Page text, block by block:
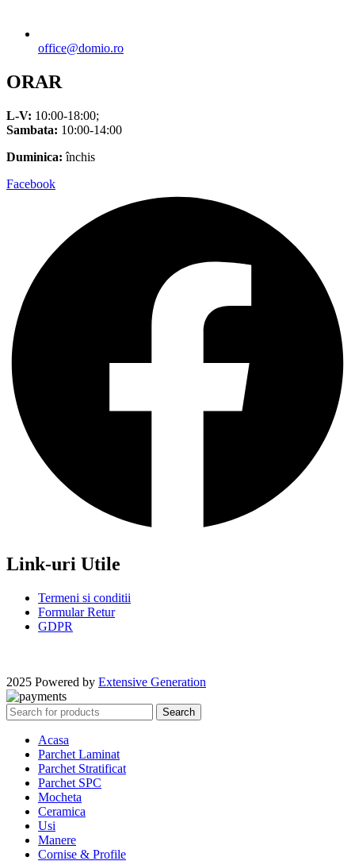
office@domio.ro
ORAR
L-V: 10:00-18:00;
Sambata: 10:00-14:00
Duminica: închis
Facebook
Link-uri Utile
Termeni si conditii
Formular Retur
GDPR
2025 Powered by Extensive Generation
Search
Acasa
Parchet Laminat
Parchet Stratificat
Parchet SPC
Mocheta
Ceramica
Usi
Manere
Cornise & Profile